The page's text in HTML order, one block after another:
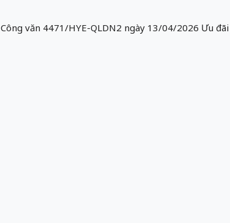
Công văn 4471/HYE-QLDN2 ngày 13/04/2026 Ưu